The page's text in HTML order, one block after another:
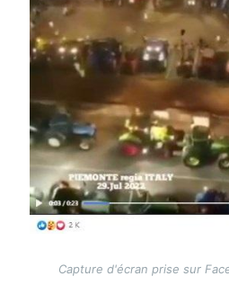
Capture d'écran prise sur